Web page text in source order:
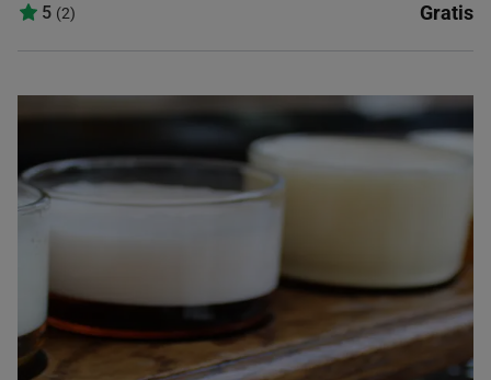
5 (2) Gratis